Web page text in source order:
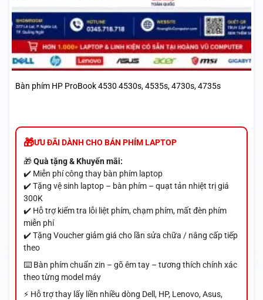
Bàn phím HP ProBook 4530 4530s, 4535s, 4730s, 4735s
ƯU ĐÃI DÀNH CHO BÁN PHÍM LAPTOP
🎁Quà tặng & Khuyến mãi:
✔️ Miễn phí công thay bàn phím laptop
✔️ Tặng vệ sinh laptop – bàn phím – quạt tản nhiệt trị giá
300K
✔️ Hỗ trợ kiểm tra lỗi liệt phím, chạm phím, mất đèn phím
miễn phí
✔️ Tặng Voucher giảm giá cho lần sửa chữa / nâng cấp tiếp
theo
⌨️ Bàn phím chuẩn zin – gõ êm tay – tương thích chính xác
theo từng model máy
⚡ Hỗ trợ thay lấy liền nhiều dòng Dell, HP, Lenovo, Asus,